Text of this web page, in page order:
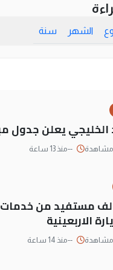
الشهر سنة
يعلن جدول مباريات "خليجي
--منذ 13 ساعة
الف مستفيد من
الاربعينية
--منذ 14 ساعة